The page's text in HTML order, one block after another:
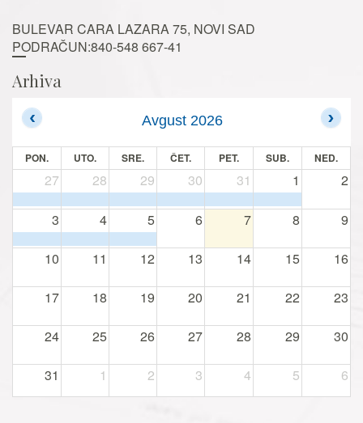
BULEVAR CARA LAZARA 75, NOVI SAD
PODRAČUN:840-548 667-41
Arhiva
Avgust 2026
PON. UTO. SRE. ČET. PET. SUB. NED.
27 28 29 30 31 1 2
3 4 5 6 7 8 9
10 11 12 13 14 15 16
17 18 19 20 21 22 23
24 25 26 27 28 29 30
31 1 2 3 4 5 6